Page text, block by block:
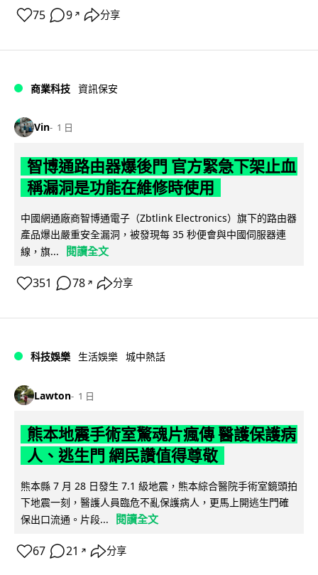
75 9 ↗ 分享
商業科技 資訊保安
Vin 1 日
智博通路由器爆後門 官方緊急下架止血
稱漏洞是功能在維修時使用
中國網通廠商智博通電子（Zbtlink Electronics）旗下的路由器
產品爆出嚴重安全漏洞，被發現每 35 秒便會與中國伺服器連
線，旗...
閱讀全文
351 78 ↗ 分享
科技娛樂 生活娛樂 城中熱話
Lawton 1 日
熊本地震手術室驚魂片瘋傳 醫護保護病
人、逃生門 網民讚值得尊敬
熊本縣 7 月 28 日發生 7.1 級地震，熊本綜合醫院手術室鏡頭拍
下地震一刻，醫護人員臨危不亂保護病人，更馬上開逃生門確
保出口流通。片段...
閱讀全文
67 21 ↗ 分享